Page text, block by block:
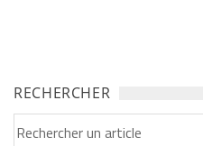
RECHERCHER